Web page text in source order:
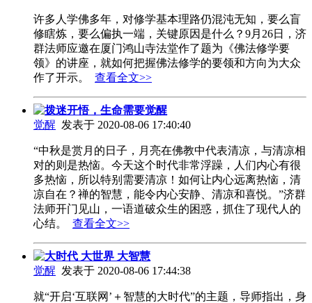
许多人学佛多年，对修学基本理路仍混沌无知，要么盲
修瞎炼，要么偏执一端，关键原因是什么？9月26日，济
群法师应邀在厦门鸿山寺法堂作了题为《佛法修学要
领》的讲座，就如何把握佛法修学的要领和方向为大众
作了开示。 查看全文>>
拨迷开悟，生命需要觉醒
觉醒 发表于 2020-08-06 17:40:40
“中秋是赏月的日子，月亮在佛教中代表清凉，与清凉相
对的则是热恼。今天这个时代非常浮躁，人们内心有很
多热恼，所以特别需要清凉！如何让内心远离热恼，清
凉自在？禅的智慧，能令内心安静、清凉和喜悦。”济群
法师开门见山，一语道破众生的困惑，抓住了现代人的
心结。 查看全文>>
大时代 大世界 大智慧
觉醒 发表于 2020-08-06 17:44:38
就“开启‘互联网’＋智慧的大时代”的主题，导师指出，身